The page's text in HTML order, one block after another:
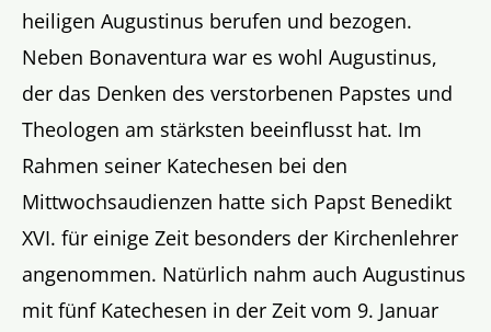
heiligen Augustinus berufen und bezogen.
Neben Bonaventura war es wohl Augustinus,
der das Denken des verstorbenen Papstes und
Theologen am stärksten beeinflusst hat. Im
Rahmen seiner Katechesen bei den
Mittwochsaudienzen hatte sich Papst Benedikt
XVI. für einige Zeit besonders der Kirchenlehrer
angenommen. Natürlich nahm auch Augustinus
mit fünf Katechesen in der Zeit vom 9. Januar